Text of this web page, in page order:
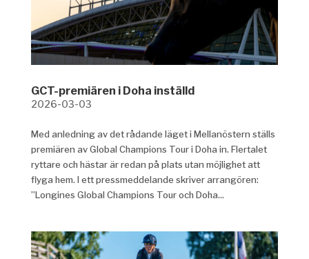
GCT-premiären i Doha inställd
2026-03-03
Med anledning av det rådande läget i Mellanöstern ställs
premiären av Global Champions Tour i Doha in. Flertalet
ryttare och hästar är redan på plats utan möjlighet att
flyga hem. I ett pressmeddelande skriver arrangören:
”Longines Global Champions Tour och Doha...